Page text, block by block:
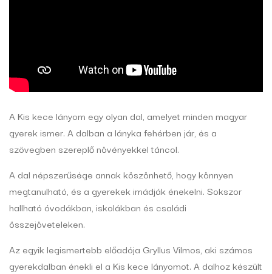
A Kis kece lányom egy olyan dal, amelyet minden magyar
gyerek ismer. A dalban a lányka fehérben jár, és a
szövegben szereplő növényekkel táncol.
A dal népszerűsége annak köszönhető, hogy könnyen
megtanulható, és a gyerekek imádják énekelni. Sokszor
hallható óvodákban, iskolákban és családi
összejöveteleken.
Az egyik legismertebb előadója Gryllus Vilmos, aki számos
gyerekdalban énekli el a Kis kece lányomot. A dalhoz készült